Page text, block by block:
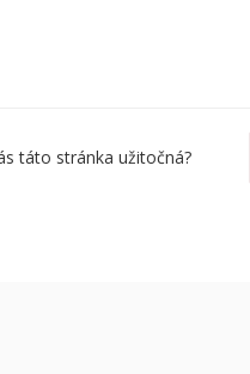
táto stránka užitočná?